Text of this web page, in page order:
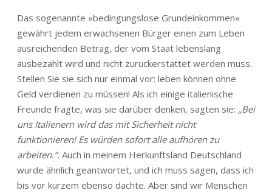
Das sogenannte »bedingungslose Grundeinkommen«
gewährt jedem erwachsenen Bürger einen zum Leben
ausreichenden Betrag, der vom Staat lebenslang
ausbezahlt wird und nicht zurückerstattet werden muss.
Stellen Sie sie sich nur einmal vor: leben können ohne
Geld verdienen zu müssen! Als ich einige italienische
Freunde fragte, was sie darüber denken, sagten sie: „Bei
uns Italienern wird das mit Sicherheit nicht
funktionieren! Es würden sofort alle aufhören zu
arbeiten.“. Auch in meinem Herkunftsland Deutschland
wurde ähnlich geantwortet, und ich muss sagen, dass ich
bis vor kurzem ebenso dachte. Aber sind wir Menschen